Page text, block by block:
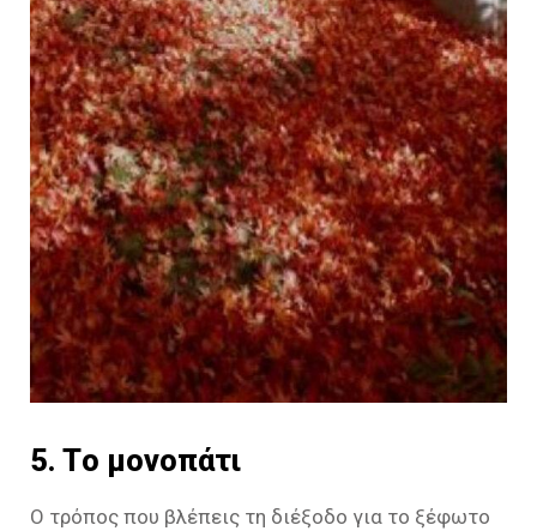
5. Tο μονοπάτι
Ο τρόπος που βλέπεις τη διέξοδο για το ξέφωτο